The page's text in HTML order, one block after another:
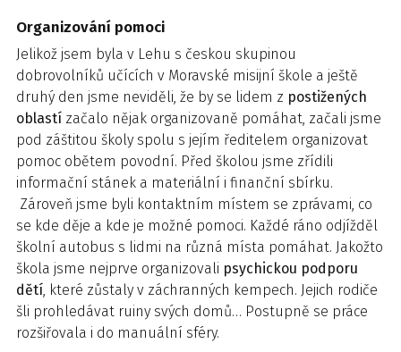
Organizování pomoci
Jelikož jsem byla v Lehu s českou skupinou
dobrovolníků učících v Moravské misijní škole a ještě
druhý den jsme neviděli, že by se lidem z postižených
oblastí začalo nějak organizovaně pomáhat, začali jsme
pod záštitou školy spolu s jejím ředitelem organizovat
pomoc obětem povodní. Před školou jsme zřídili
informační stánek a materiální i finanční sbírku.
Zároveň jsme byli kontaktním místem se zprávami, co
se kde děje a kde je možné pomoci. Každé ráno odjížděl
školní autobus s lidmi na různá místa pomáhat. Jakožto
škola jsme nejprve organizovali psychickou podporu
dětí, které zůstaly v záchranných kempech. Jejich rodiče
šli prohledávat ruiny svých domů… Postupně se práce
rozšiřovala i do manuální sféry.